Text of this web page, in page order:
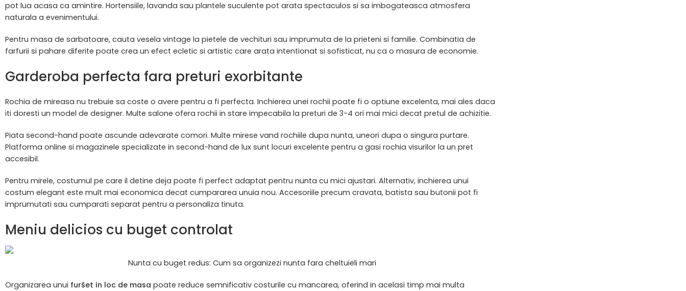
pot lua acasa ca amintire. Hortensiile, lavanda sau plantele suculente pot arata spectaculos si sa imbogateasca atmosfera
naturala a evenimentului.
Pentru masa de sarbatoare, cauta vesela vintage la pietele de vechituri sau imprumuta de la prieteni si familie. Combinatia de
farfurii si pahare diferite poate crea un efect ecletic si artistic care arata intentionat si sofisticat, nu ca o masura de economie.
Garderoba perfecta fara preturi exorbitante
Rochia de mireasa nu trebuie sa coste o avere pentru a fi perfecta. Inchierea unei rochii poate fi o optiune excelenta, mai ales daca
iti doresti un model de designer. Multe salone ofera rochii in stare impecabila la preturi de 3-4 ori mai mici decat pretul de achizitie.
Piata second-hand poate ascunde adevarate comori. Multe mirese vand rochiile dupa nunta, uneori dupa o singura purtare.
Platforma online si magazinele specializate in second-hand de lux sunt locuri excelente pentru a gasi rochia visurilor la un pret
accesibil.
Pentru mirele, costumul pe care il detine deja poate fi perfect adaptat pentru nunta cu mici ajustari. Alternativ, inchierea unui
costum elegant este mult mai economica decat cumpararea unuia nou. Accesoriile precum cravata, batista sau butonii pot fi
imprumutati sau cumparati separat pentru a personaliza tinuta.
Meniu delicios cu buget controlat
Nunta cu buget redus: Cum sa organizezi nunta fara cheltuieli mari
Organizarea unui furšet in loc de masa poate reduce semnificativ costurile cu mancarea, oferind in acelasi timp mai multa